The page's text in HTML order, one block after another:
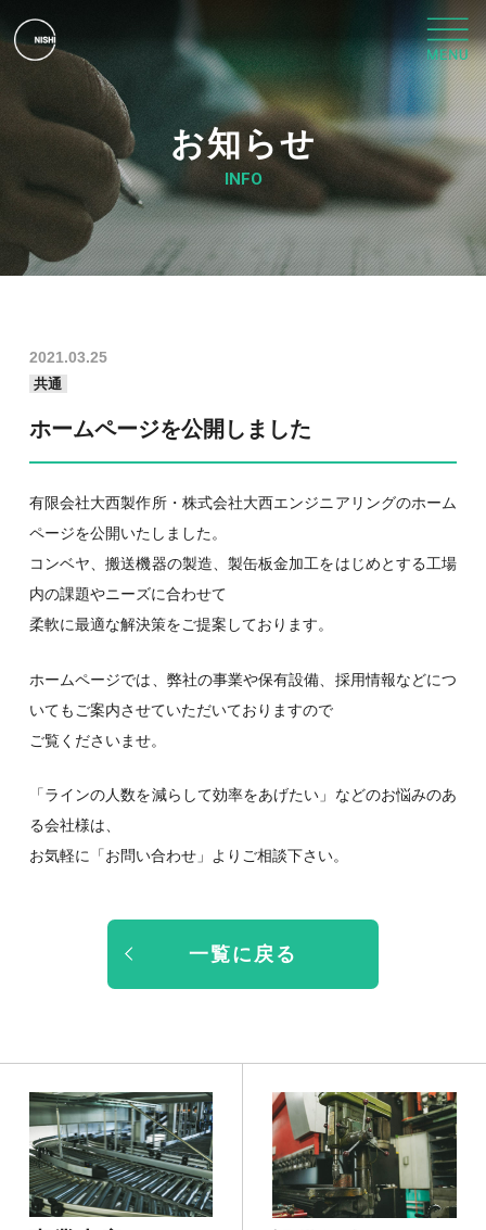
お知らせ
INFO
2021.03.25
共通
ホームページを公開しました
有限会社大西製作所・株式会社大西エンジニアリングのホーム
ページを公開いたしました。
コンベヤ、搬送機器の製造、製缶板金加工をはじめとする工場
内の課題やニーズに合わせて
柔軟に最適な解決策をご提案しております。
ホームページでは、弊社の事業や保有設備、採用情報などにつ
いてもご案内させていただいておりますので
ご覧くださいませ。
「ラインの人数を減らして効率をあげたい」などのお悩みのあ
る会社様は、
お気軽に「お問い合わせ」よりご相談下さい。
一覧に戻る